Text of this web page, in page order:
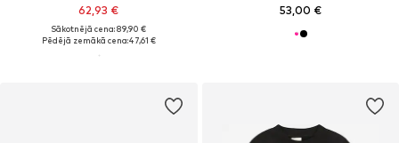
62,93 €
Sākotnējā cena: 89,90 €
Pēdējā zemākā cena:47,61 €
53,00 €